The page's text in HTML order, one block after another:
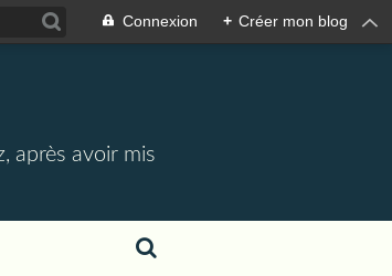
Connexion + Créer mon blog
après avoir mis